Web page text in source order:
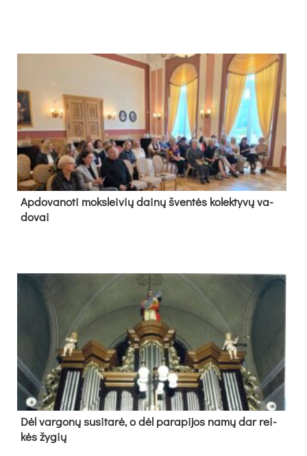
Ap­do­va­no­ti moks­lei­vių dai­nų šven­tės ko­lek­ty­vų va­
do­vai
Dėl var­go­nų su­si­ta­rė, o dėl pa­ra­pi­jos na­mų dar rei­
kės žy­gių